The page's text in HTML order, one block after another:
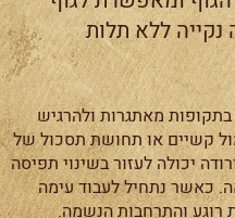
ללא תלות
מאתגרות ולהרגיש
קשיים או תחושת תסכול של
יכולה לעזור בשינוי תפיסה
כאשר נתחיל לעבוד עימה
רוגע והתרחבות הנשמה.